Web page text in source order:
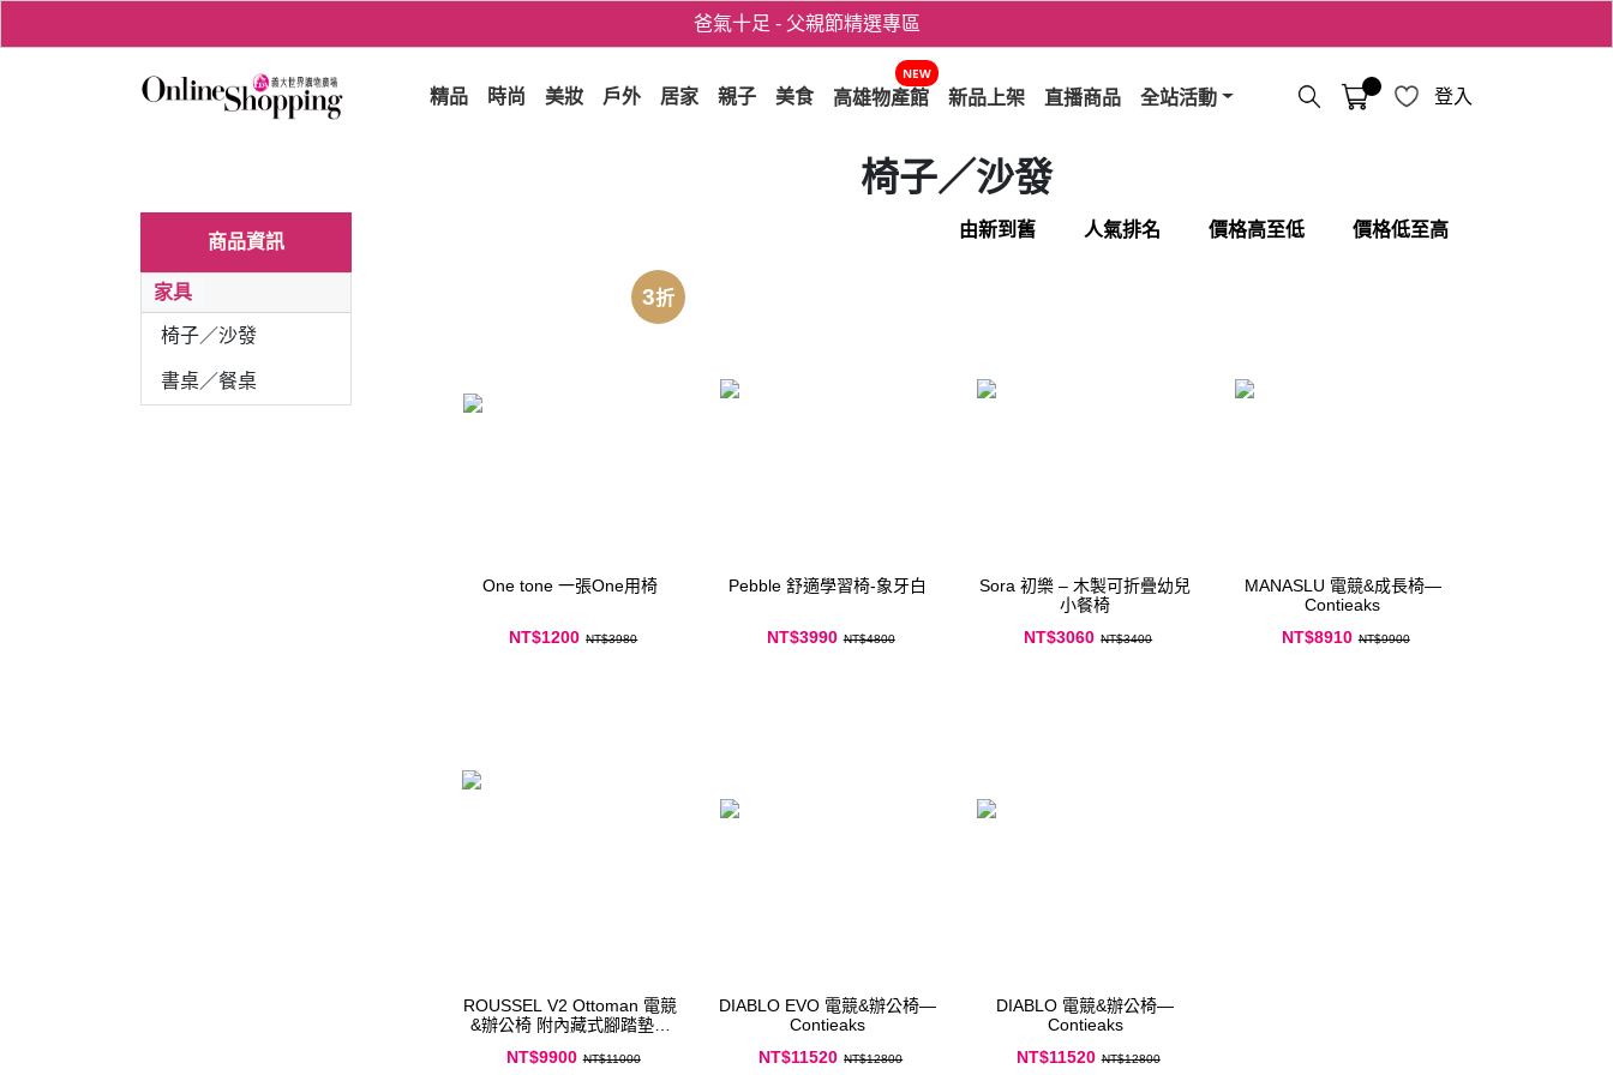
爸氣十足 - 父親節精選專區
用心愛你！七夕星選禮遇！
精品 時尚 美妝 戶外 居家 親子 美食 高雄物產館
NEW
新品上架 直播商品 全站活動 登入
商品資訊
家具
椅子／沙發
書桌／餐桌
椅子／沙發
由新到舊 人氣排名 價格高至低 價格低至高
One tone 一張One用椅
NT$1200 NT$3980
3折
Pebble 舒適學習椅-象牙白
NT$3990 NT$4800
Sora 初樂 – 木製可折疊幼兒
小餐椅
NT$3060 NT$3400
MANASLU 電競&成長椅—
Contieaks
NT$8910 NT$9900
ROUSSEL V2 Ottoman 電競
&辦公椅 附內藏式腳踏墊—
NT$9900 NT$11000
DIABLO EVO 電競&辦公椅—
Contieaks
NT$11520 NT$12800
DIABLO 電競&辦公椅—
Contieaks
NT$11520 NT$12800